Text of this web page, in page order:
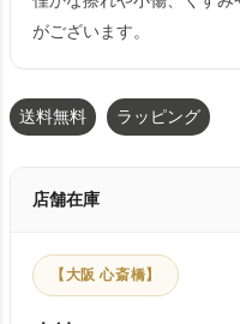
がございます。
送料無料 ラッピング
店舗在庫
【大阪 心斎橋】